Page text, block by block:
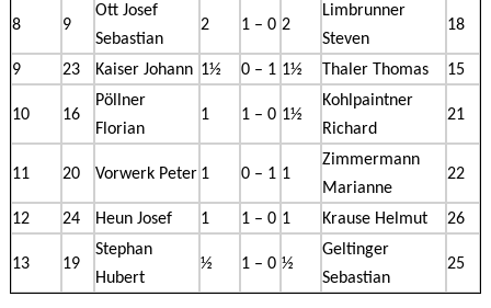
8 9
Ott Josef
Sebastian
2 1 – 0 2
Limbrunner
Steven
18
9 23 Kaiser Johann 1½ 0 – 1 1½ Thaler Thomas 15
10 16
Pöllner
Florian
1 1 – 0 1½
Kohlpaintner
Richard
21
11 20 Vorwerk Peter 1 0 – 1 1
Zimmermann
Marianne
22
12 24 Heun Josef 1 1 – 0 1 Krause Helmut 26
13 19
Stephan
Hubert
½ 1 – 0 ½
Geltinger
Sebastian
25